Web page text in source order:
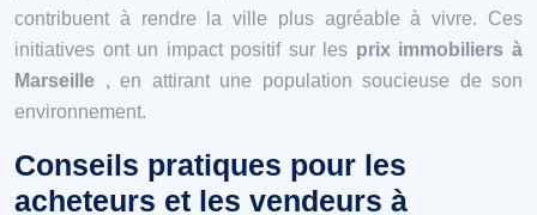
contribuent à rendre la ville plus agréable à vivre. Ces
initiatives ont un impact positif sur les prix immobiliers à
Marseille , en attirant une population soucieuse de son
environnement.
Conseils pratiques pour les
acheteurs et les vendeurs à